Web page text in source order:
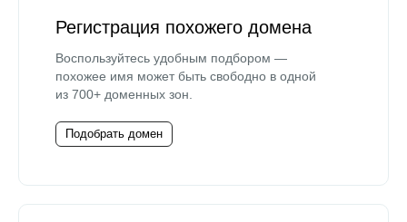
Регистрация похожего домена
Воспользуйтесь удобным подбором —
похожее имя может быть свободно в одной
из 700+ доменных зон.
Подобрать домен